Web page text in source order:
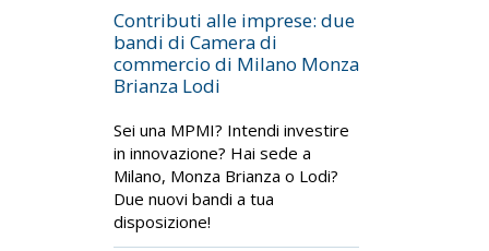
Contributi alle imprese: due
bandi di Camera di
commercio di Milano Monza
Brianza Lodi
Sei una MPMI? Intendi investire
in innovazione? Hai sede a
Milano, Monza Brianza o Lodi?
Due nuovi bandi a tua
disposizione!